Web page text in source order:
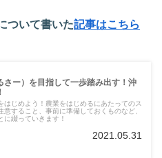
ついて書いた記事はこちら
さー）を目指して一歩踏み出す！沖
はじめよう！農業をはじめるにあたってのス
意すること、事前に準備しておくものなど、
に綴っていきます！
2021.05.31